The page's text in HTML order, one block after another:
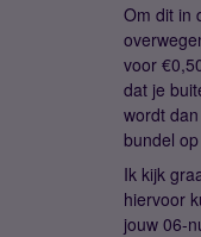
Om dit in
voor
dat je
wordt
bundel
Ik kijk
hiervoor
jouw 06-